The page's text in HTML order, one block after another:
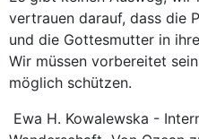
vertrauen darauf, dass die
und die Gottesmutter in
Wir müssen vorbereitet
möglich schützen.
Ewa H. Kowalewska -